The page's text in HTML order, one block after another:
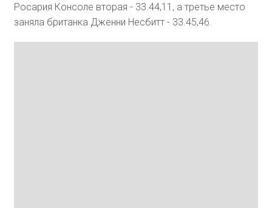
Росария Консоле вторая - 33.44,11, а третье место
заняла британка Дженни Несбитт - 33.45,46.